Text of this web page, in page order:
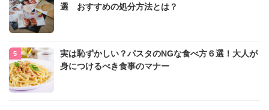
選 おすすめの処分方法とは？
実は恥ずかしい？パスタのNGな食べ方６選！大人が
身につけるべき食事のマナー